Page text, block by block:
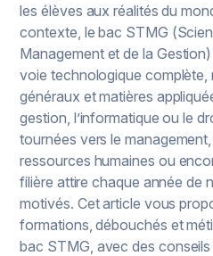
les élèves aux réalités du
contexte, le bac STMG
Management et de la
voie technologique complète,
généraux et matières
gestion, l’informatique ou le
tournées vers le
ressources humaines ou
filière attire chaque année de
motivés. Cet article vous
formations, débouchés et
bac STMG, avec des